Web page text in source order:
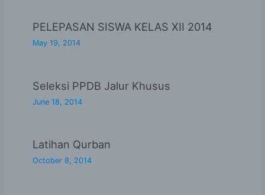
PELEPASAN SISWA KELAS XII 2014
May 19, 2014
Seleksi PPDB Jalur Khusus
June 18, 2014
Latihan Qurban
October 8, 2014